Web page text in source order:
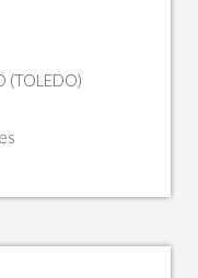
(TOLEDO)